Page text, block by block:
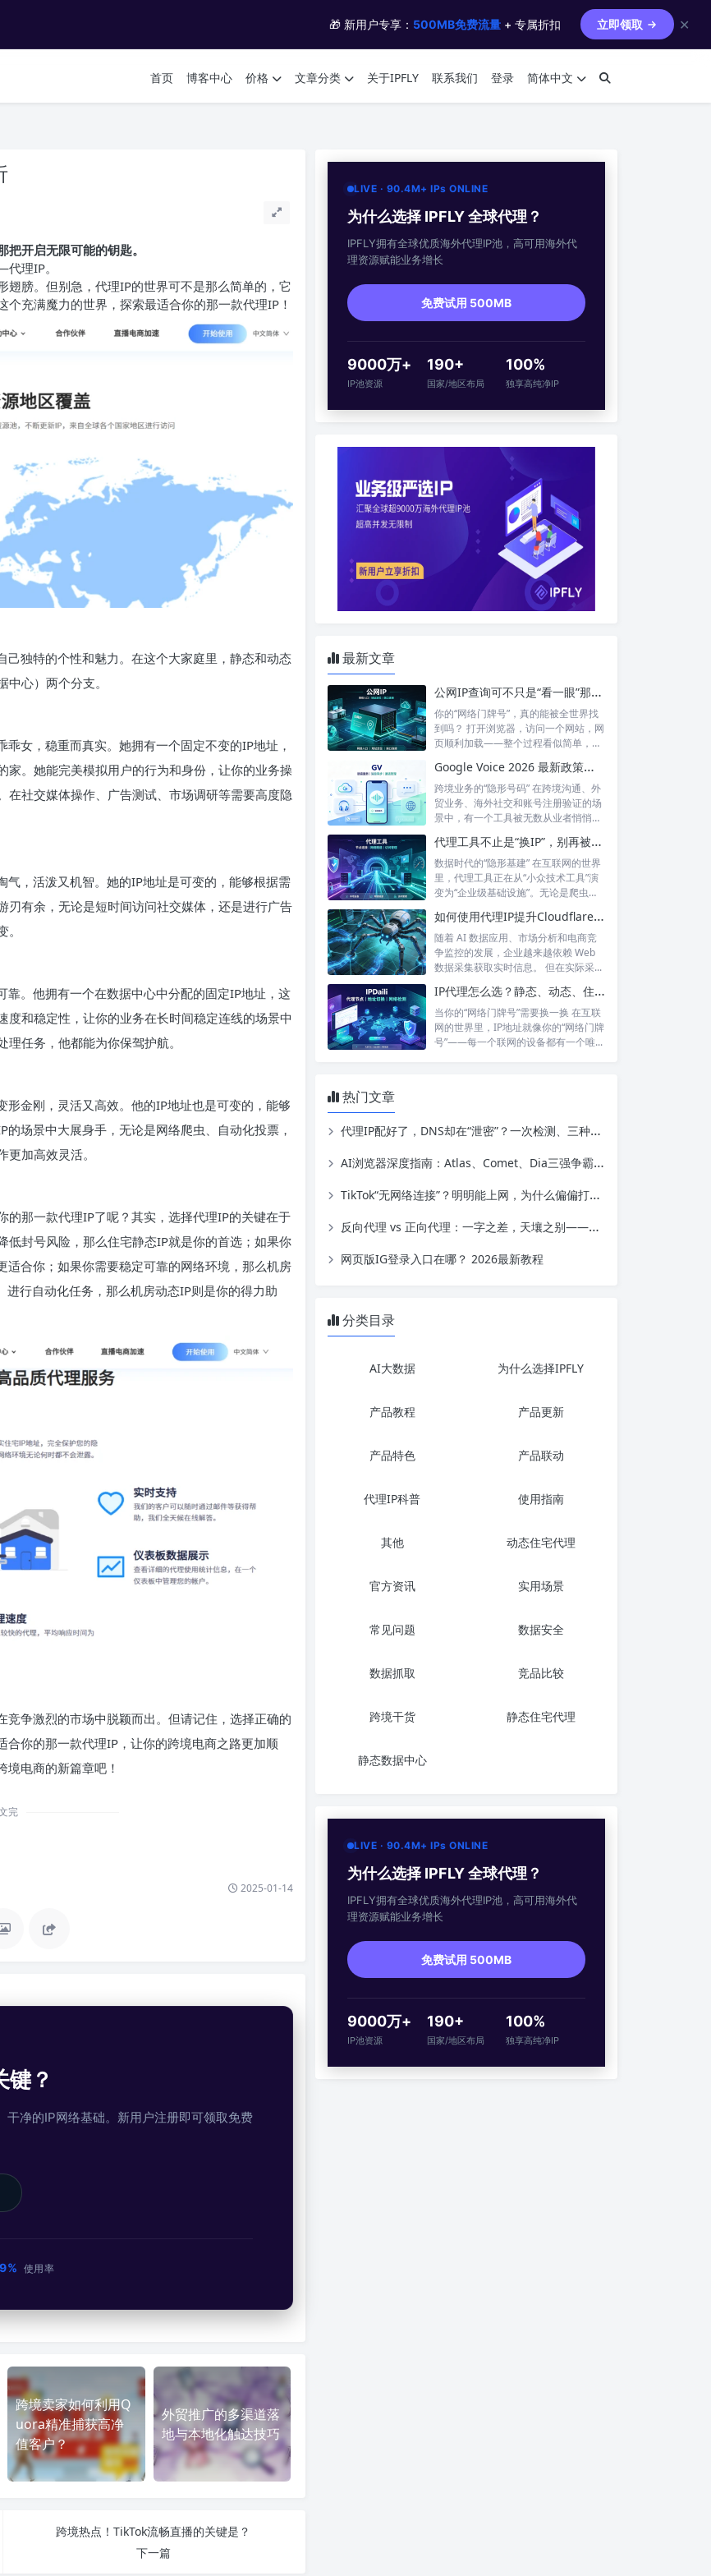
🎁 新用户专享： 500MB免费流量 + 专属折扣 立即领取 ✕
首页 博客中心 价格 文章分类 关于IPFLY 联系我们 登录 简体中文
开启无限可能的钥匙。
理IP。
膀。但别急，代理IP的世界可不是那么简单的，它
充满魔力的世界，探索最适合你的那一款代理IP！
独特的个性和魅力。在这个大家庭里，静态和动态
心）两个分支。
女，稳重而真实。她拥有一个固定不变的IP地址，
。她能完美模拟用户的行为和身份，让你的业务操
社交媒体操作、广告测试、市场调研等需要高度隐
，活泼又机智。她的IP地址是可变的，能够根据需
有余，无论是短时间访问社交媒体，还是进行广告
。他拥有一个在数据中心中分配的固定IP地址，这
和稳定性，让你的业务在长时间稳定连线的场景中
任务，他都能为你保驾护航。
金刚，灵活又高效。他的IP地址也是可变的，能够
场景中大展身手，无论是网络爬虫、自动化投票，
加高效灵活。
那一款代理IP了呢？其实，选择代理IP的关键在于
封号风险，那么住宅静态IP就是你的首选；如果你
合你；如果你需要稳定可靠的网络环境，那么机房
行自动化任务，那么机房动态IP则是你的得力助
争激烈的市场中脱颖而出。但请记住，选择正确的
你的那一款代理IP，让你的跨境电商之路更加顺
电商的新篇章吧！
完
2025-01-14
键？
干净的IP网络基础。新用户注册即可领取免费
使用率
跨境卖家如何利用Q
uora精准捕获高净
值客户？
外贸推广的多渠道落
地与本地化触达技巧
跨境热点！TikTok流畅直播的关键是？
下一篇
LIVE · 90.4M+ IPs ONLINE
为什么选择 IPFLY 全球代理？
IPFLY拥有全球优质海外代理IP池，高可用海外代
理资源赋能业务增长
免费试用 500MB
9000万+
IP池资源
190+
国家/地区布局
100%
独享高纯净IP
最新文章
公网IP查询可不只是“看一眼”那么简单！如何保护你的网络身份？
你的“网络门牌号”，真的能被全世界找
到吗？ 打开浏览器，访问一个网站，网
页顺利加载——整个过程看似简单，但
Google Voice 2026 最新政策解读：付费订阅、Gemini 纪要、实名认证——GV的变与不变
跨境业务的“隐形号码” 在跨境沟通、外
贸业务、海外社交和账号注册验证的场
景中，有一个工具被无数从业者悄悄使
代理工具不止是“换IP”，别再被“免费代理”骗了
数据时代的“隐形基建” 在互联网的世界
里，代理工具正在从“小众技术工具”演
变为“企业级基础设施”。无论是爬虫
如何使用代理IP提升Cloudflare环境下的数据采集稳定性？
随着 AI 数据应用、市场分析和电商竞
争监控的发展，企业越来越依赖 Web
数据采集获取实时信息。 但在实际采...
IP代理怎么选？静态、动态、住宅、机房——别再傻傻分不清，这篇帮你彻底搞懂
当你的“网络门牌号”需要换一换 在互联
网的世界里，IP地址就像你的“网络门牌
号”——每一个联网的设备都有一个唯...
热门文章
代理IP配好了，DNS却在“泄密”？一次检测、三种成因、五个工具
AI浏览器深度指南：Atlas、Comet、Dia三强争霸，谁才是真正的“网页执行代理”？
TikTok“无网络连接”？明明能上网，为什么偏偏打不开？
反向代理 vs 正向代理：一字之差，天壤之别——服务端架构的优化指南
网页版IG登录入口在哪？ 2026最新教程
分类目录
AI大数据 为什么选择IPFLY
产品教程 产品更新
产品特色 产品联动
代理IP科普 使用指南
其他 动态住宅代理
官方资讯 实用场景
常见问题 数据安全
数据抓取 竞品比较
跨境干货 静态住宅代理
静态数据中心
LIVE · 90.4M+ IPs ONLINE
为什么选择 IPFLY 全球代理？
IPFLY拥有全球优质海外代理IP池，高可用海外代
理资源赋能业务增长
免费试用 500MB
9000万+
IP池资源
190+
国家/地区布局
100%
独享高纯净IP